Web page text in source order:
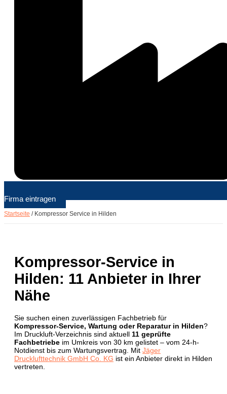
Firma eintragen
Startseite / Kompressor Service in Hilden
Kompressor-Service in
Hilden: 11 Anbieter in Ihrer
Nähe
Sie suchen einen zuverlässigen Fachbetrieb für
Kompressor-Service, Wartung oder Reparatur in Hilden?
Im Druckluft-Verzeichnis sind aktuell 11 geprüfte
Fachbetriebe im Umkreis von 30 km gelistet – vom 24-h-
Notdienst bis zum Wartungsvertrag. Mit Jäger
Drucklufttechnik GmbH Co. KG ist ein Anbieter direkt in Hilden
vertreten.